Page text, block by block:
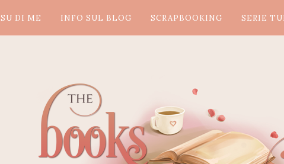
SU DI ME INFO SUL BLOG SCRAPBOOKING SERIE